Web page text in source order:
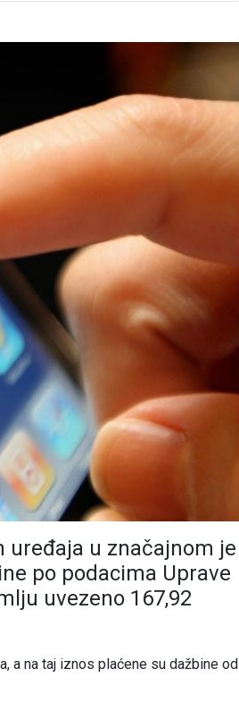
uređaja u značajnom je
po podacima Uprave
uvezeno 167,92
a na taj iznos plaćene su dažbine od